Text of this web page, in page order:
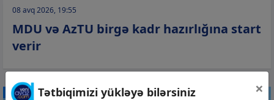
08 avq 2026, 19:55
MDU və AzTU birgə kadr hazırlığına start
verir
CƏMİYYƏTTətbiqimizi yükləyə bilərsiniz ×